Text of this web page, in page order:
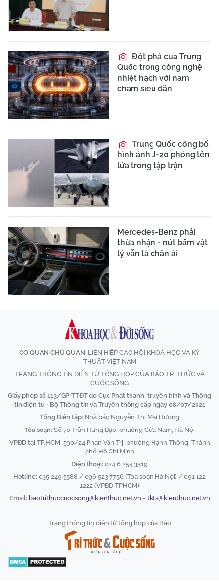
Đột phá của Trung
Quốc trong công nghệ
nhiệt hạch với nam
châm siêu dẫn
Trung Quốc công bố
hình ảnh J-20 phóng tên
lửa trong tập trận
Mercedes-Benz phải
thừa nhận - nút bấm vật
lý vẫn là chân ái
CƠ QUAN CHỦ QUẢN: LIÊN HIỆP CÁC HỘI KHOA HỌC VÀ KỸ
THUẬT VIỆT NAM
TRANG THÔNG TIN ĐIỆN TỬ TỔNG HỢP CỦA BÁO TRI THỨC VÀ
CUỘC SỐNG
Giấy phép số 113/GP-TTĐT do Cục Phát thanh, truyền hình và Thông
tin điện tử - Bộ Thông tin và Truyền thông cấp ngày 08/07/2021
Tổng Biên tập: Nhà báo Nguyễn Thị Mai Hương
Tòa soạn: Số 70 Trần Hưng Đạo, phường Cửa Nam, Hà Nội
VPĐD tại TP.HCM: 590/24 Phan Văn Trị, phường Hạnh Thông, Thành
phố Hồ Chí Minh
Điện thoại: 024 6 254 3519
Hotline: 035 249 5588 / 096 523 7756 (Toà soạn Hà Nội) / 091 122
1222 (VPĐD TPHCM)
Email: baotrithuccuocsong@kienthuc.net.vn - tkts@kienthuc.net.vn
Trang thông tin điện tử tổng hợp của Báo